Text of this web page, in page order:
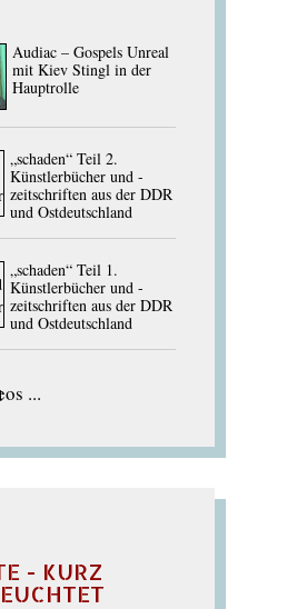
Audiac – Gospels Unreal
mit Kiev Stingl in der
Hauptrolle
„schaden“ Teil 2.
Künstlerbücher und -
zeitschriften aus der DDR
und Ostdeutschland
„schaden“ Teil 1.
Künstlerbücher und -
zeitschriften aus der DDR
und Ostdeutschland
...
- KURZ